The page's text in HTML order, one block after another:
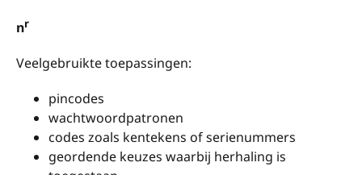
nr
Veelgebruikte toepassingen:
pincodes
wachtwoordpatronen
codes zoals kentekens of serienummers
geordende keuzes waarbij herhaling is